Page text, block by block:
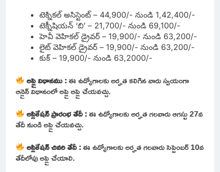
టెక్నికల్ అసిస్టెంట్ – 44,900/- నుండి 1,42,400/-
టెక్నీషియన్ ‘బి’ – 21,700/- నుండి 69,100/-
హెవీ వెహికల్ డ్రైవర్ – 19,900/- నుండి 63,200/-
లైట్ వెహికల్ డ్రైవర్ – 19,900/- నుండి 63,200/-
కుక్ – 19,900/- నుండి 63,2000/-
అప్లై విధానము :ఈ ఉద్యోగాలకు అర్హత కలిగిన వారు స్వయంగా
ఆన్లైన్ విధానంలో అప్లై అప్లై చేయవచ్చు.
అప్లికేషన్ ప్రారంభ తేదీ :ఈ ఉద్యోగాలకు అర్హత గలవారు ఆగస్టు 27వ
తేదీ నుండి అప్లై చేయవచ్చు.
అప్లికేషన్ చివరి తేదీ :ఈ ఉద్యోగాలకు అర్హత గలవారు సెప్టెంబర్ 10వ
తేదీలోపు అప్లై చేయాలి.